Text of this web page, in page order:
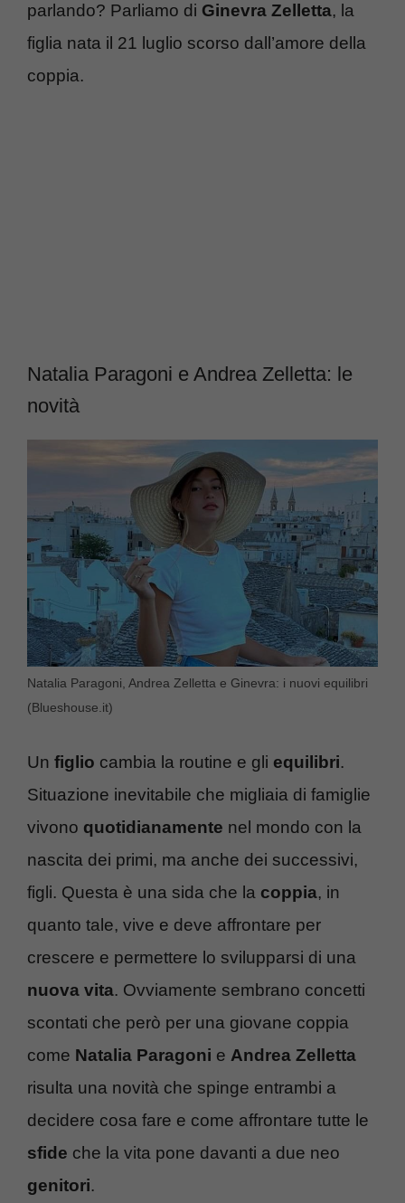
parlando? Parliamo di Ginevra Zelletta, la
figlia nata il 21 luglio scorso dall’amore della
coppia.
Natalia Paragoni e Andrea Zelletta: le
novità
Natalia Paragoni, Andrea Zelletta e Ginevra: i nuovi equilibri
(Blueshouse.it)
Un figlio cambia la routine e gli equilibri.
Situazione inevitabile che migliaia di famiglie
vivono quotidianamente nel mondo con la
nascita dei primi, ma anche dei successivi,
figli. Questa è una sida che la coppia, in
quanto tale, vive e deve affrontare per
crescere e permettere lo svilupparsi di una
nuova vita. Ovviamente sembrano concetti
scontati che però per una giovane coppia
come Natalia Paragoni e Andrea Zelletta
risulta una novità che spinge entrambi a
decidere cosa fare e come affrontare tutte le
sfide che la vita pone davanti a due neo
genitori.